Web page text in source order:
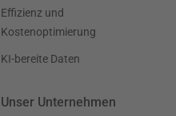
Effizienz und
Kostenoptimierung
KI-bereite Daten
Unser Unternehmen